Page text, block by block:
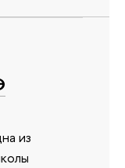
из